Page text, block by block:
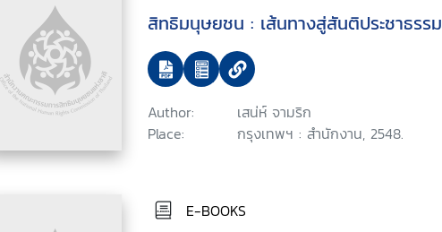
สิทธิมนุษยชน : เส้นทางสู่สันติประชาธรรม
Author:
เสน่ห์ จามริก
Place:
กรุงเทพฯ : สำนักงาน, 2548.
E-BOOKS